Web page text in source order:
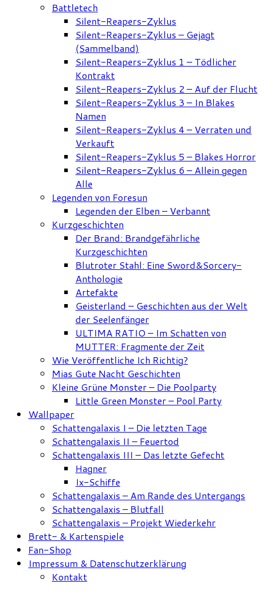
Battletech
Silent-Reapers-Zyklus
Silent-Reapers-Zyklus – Gejagt
(Sammelband)
Silent-Reapers-Zyklus 1 – Tödlicher
Kontrakt
Silent-Reapers-Zyklus 2 – Auf der Flucht
Silent-Reapers-Zyklus 3 – In Blakes
Namen
Silent-Reapers-Zyklus 4 – Verraten und
Verkauft
Silent-Reapers-Zyklus 5 – Blakes Horror
Silent-Reapers-Zyklus 6 – Allein gegen
Alle
Legenden von Foresun
Legenden der Elben – Verbannt
Kurzgeschichten
Der Brand: Brandgefährliche
Kurzgeschichten
Blutroter Stahl: Eine Sword&Sorcery-
Anthologie
Artefakte
Geisterland – Geschichten aus der Welt
der Seelenfänger
ULTIMA RATIO – Im Schatten von
MUTTER: Fragmente der Zeit
Wie Veröffentliche Ich Richtig?
Mias Gute Nacht Geschichten
Kleine Grüne Monster – Die Poolparty
Little Green Monster – Pool Party
Wallpaper
Schattengalaxis I – Die letzten Tage
Schattengalaxis II – Feuertod
Schattengalaxis III – Das letzte Gefecht
Hagner
Ix-Schiffe
Schattengalaxis – Am Rande des Untergangs
Schattengalaxis – Blutfall
Schattengalaxis – Projekt Wiederkehr
Brett- & Kartenspiele
Fan-Shop
Impressum & Datenschutzerklärung
Kontakt